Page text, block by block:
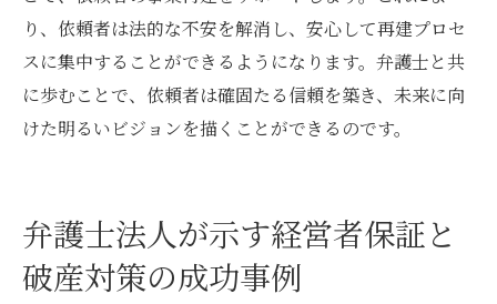
り、依頼者は法的な不安を解消し、安心して再建プロセ
スに集中することができるようになります。弁護士と共
に歩むことで、依頼者は確固たる信頼を築き、未来に向
けた明るいビジョンを描くことができるのです。
弁護士法人が示す経営者保証と
破産対策の成功事例